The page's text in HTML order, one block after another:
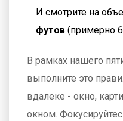
И смотрите на
футов (примерно
В рамках нашего
выполните это
вдалеке - окно,
окном.